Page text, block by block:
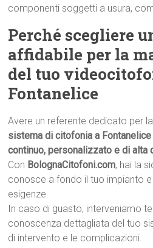
componenti soggetti a usura,
Perché scegliere
affidabile per la
del tuo
Fontanelice
Avere un referente dedicato per
sistema di citofonia a Fontanelice
continuo, personalizzato e di alta
Con BolognaCitofoni.com, hai la
conosce a fondo il tuo impianto
esigenze.
In caso di guasto, interveniamo
conoscenza dettagliata del tuo
di intervento e le complicazioni.